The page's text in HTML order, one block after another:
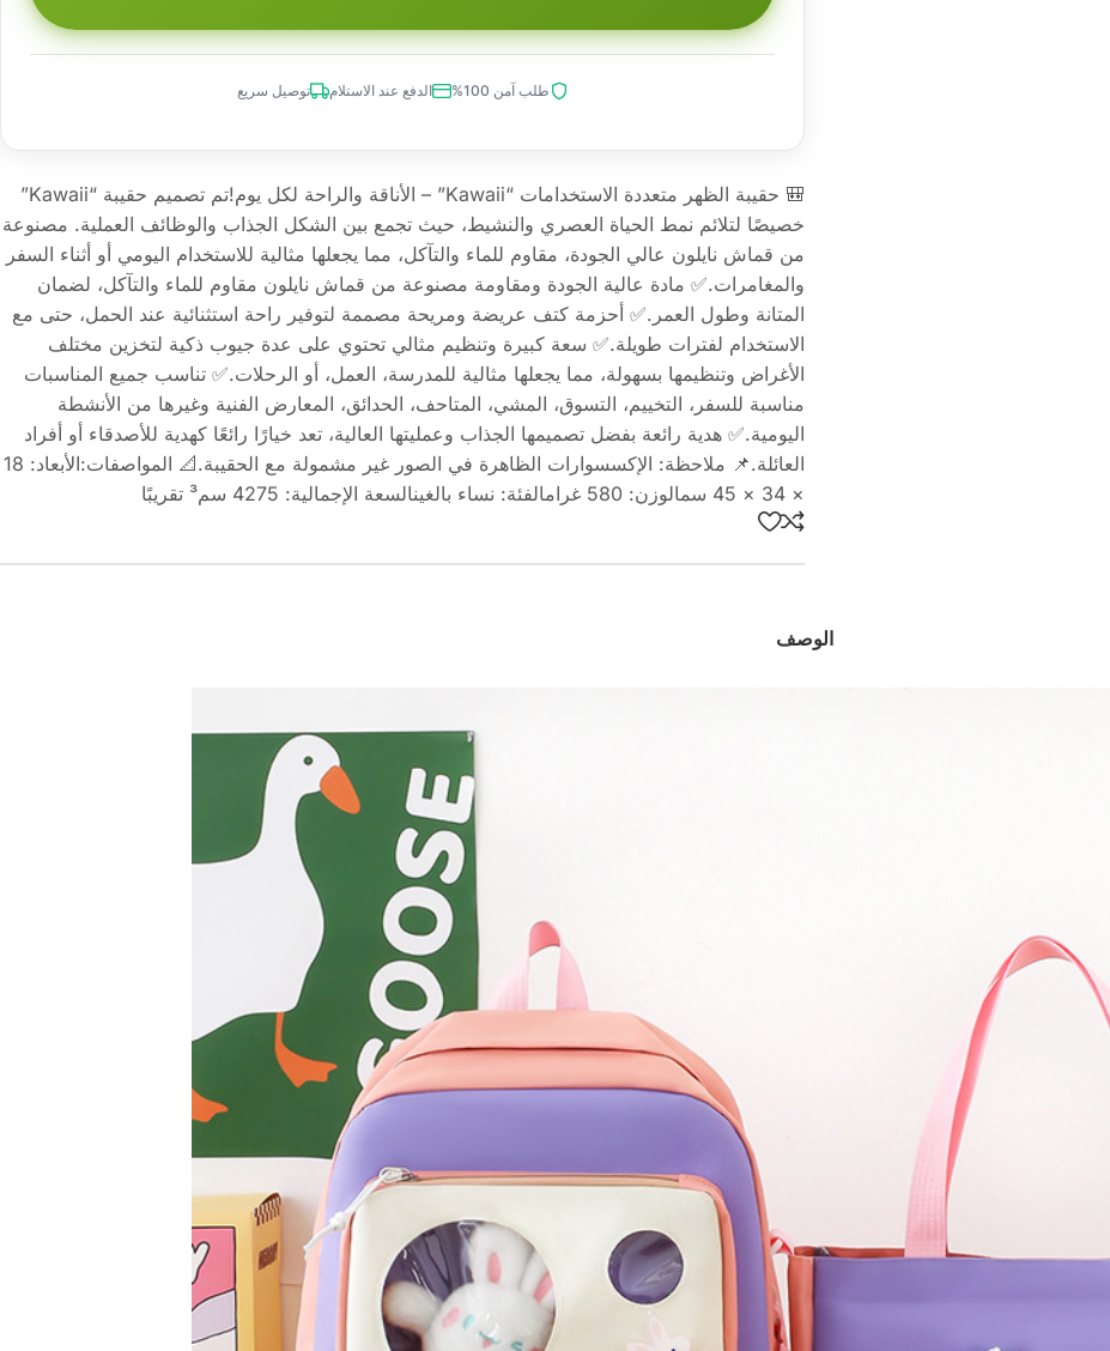
طلب آمن 100% الدفع عند الاستلام توصيل سريع
🎒 حقيبة الظهر متعددة الاستخدامات “Kawaii” – الأناقة والراحة لكل يوم!تم تصميم حقيبة “Kawaii”
خصيصًا لتلائم نمط الحياة العصري والنشيط، حيث تجمع بين الشكل الجذاب والوظائف العملية. مصنوعة
من قماش نايلون عالي الجودة، مقاوم للماء والتآكل، مما يجعلها مثالية للاستخدام اليومي أو أثناء السفر
والمغامرات.✅ مادة عالية الجودة ومقاومة مصنوعة من قماش نايلون مقاوم للماء والتآكل، لضمان
المتانة وطول العمر.✅ أحزمة كتف عريضة ومريحة مصممة لتوفير راحة استثنائية عند الحمل، حتى مع
الاستخدام لفترات طويلة.✅ سعة كبيرة وتنظيم مثالي تحتوي على عدة جيوب ذكية لتخزين مختلف
الأغراض وتنظيمها بسهولة، مما يجعلها مثالية للمدرسة، العمل، أو الرحلات.✅ تناسب جميع المناسبات
مناسبة للسفر، التخييم، التسوق، المشي، المتاحف، الحدائق، المعارض الفنية وغيرها من الأنشطة
اليومية.✅ هدية رائعة بفضل تصميمها الجذاب وعمليتها العالية، تعد خيارًا رائعًا كهدية للأصدقاء أو أفراد
العائلة.📌 ملاحظة: الإكسسوارات الظاهرة في الصور غير مشمولة مع الحقيبة.📐 المواصفات:الأبعاد: 18
× 34 × 45 سمالوزن: 580 غرامالفئة: نساء بالغينالسعة الإجمالية: 4275 سم³ تقريبًا
الوصف